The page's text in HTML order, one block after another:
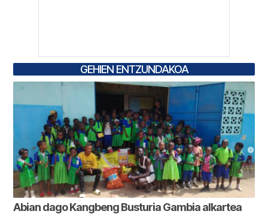
GEHIEN ENTZUNDAKOA
Abian dago Kangbeng Busturia Gambia alkartea